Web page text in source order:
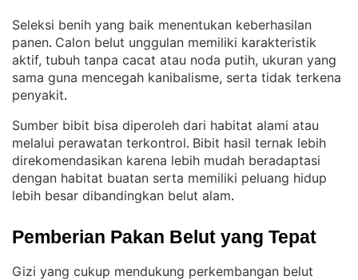
Seleksi benih yang baik menentukan keberhasilan
panen. Calon belut unggulan memiliki karakteristik
aktif, tubuh tanpa cacat atau noda putih, ukuran yang
sama guna mencegah kanibalisme, serta tidak terkena
penyakit.
Sumber bibit bisa diperoleh dari habitat alami atau
melalui perawatan terkontrol. Bibit hasil ternak lebih
direkomendasikan karena lebih mudah beradaptasi
dengan habitat buatan serta memiliki peluang hidup
lebih besar dibandingkan belut alam.
Pemberian Pakan Belut yang Tepat
Gizi yang cukup mendukung perkembangan belut